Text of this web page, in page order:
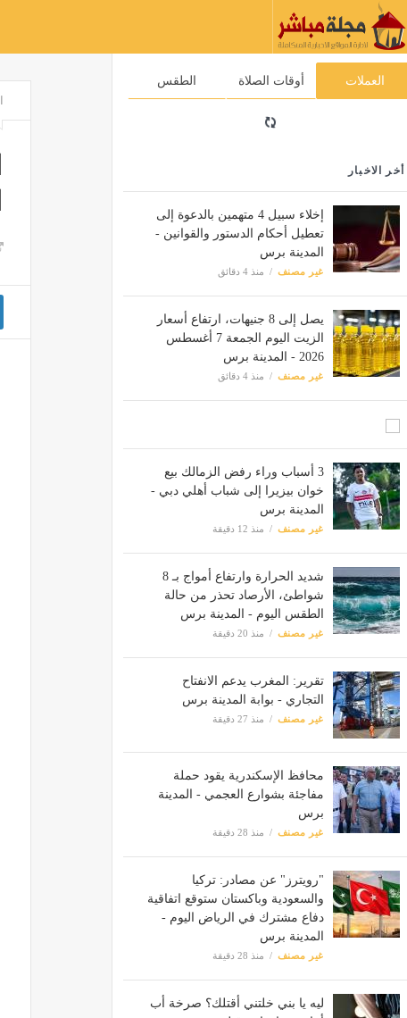
العملات أوقات الصلاة الطقس
أخر الاخبار
إخلاء سبيل 4 متهمين بالدعوة إلى
تعطيل أحكام الدستور والقوانين -
المدينة برس
غير مصنف منذ 4 دقائق
يصل إلى 8 جنيهات، ارتفاع أسعار
الزيت اليوم الجمعة 7 أغسطس
2026 - المدينة برس
غير مصنف منذ 4 دقائق
3 أسباب وراء رفض الزمالك بيع
خوان بيزيرا إلى شباب أهلي دبي -
المدينة برس
غير مصنف منذ 12 دقيقة
شديد الحرارة وارتفاع أمواج بـ 8
شواطئ، الأرصاد تحذر من حالة
الطقس اليوم - المدينة برس
غير مصنف منذ 20 دقيقة
تقرير: المغرب يدعم الانفتاح
التجاري - بوابة المدينة برس
غير مصنف منذ 27 دقيقة
محافظ الإسكندرية يقود حملة
مفاجئة بشوارع العجمي - المدينة
برس
غير مصنف منذ 28 دقيقة
"رويترز" عن مصادر: تركيا
والسعودية وباكستان ستوقع اتفاقية
دفاع مشترك في الرياض اليوم -
المدينة برس
غير مصنف منذ 28 دقيقة
ليه يا بني خلتني أقتلك؟ صرخة أب